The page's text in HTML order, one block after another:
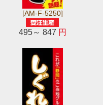
[AM-F-5250]
495～ 847 円